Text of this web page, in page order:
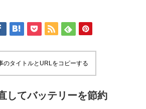
のタイトルとURLをコピーする
してバッテリーを節約